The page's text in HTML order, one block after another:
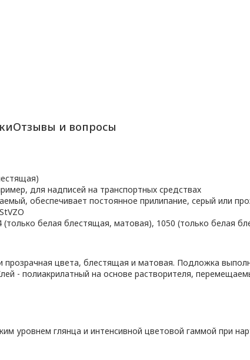
Отзывы и вопросы
для надписей на транспортных средствах
обеспечивает постоянное прилипание, серый или
белая блестящая, матовая), 1050 (только белая
цвета, блестящая и матовая. Подложка
- полиакрилатный на основе растворителя,
уровнем глянца и интенсивной цветовой гаммой при